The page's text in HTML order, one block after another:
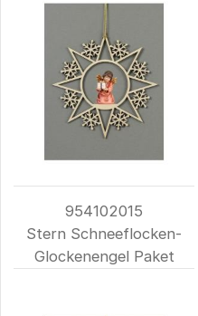
954102015
Stern Schneeflocken-
Glockenengel Paket